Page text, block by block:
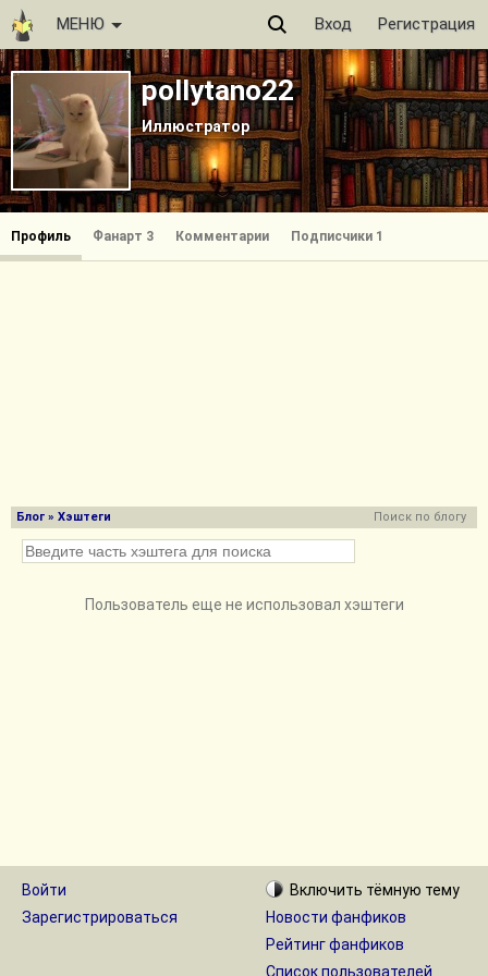
МЕНЮ Вход Регистрация
pollytano22
Иллюстратор
Профиль Фанарт 3 Комментарии Подписчики 1
Блог » Хэштеги Поиск по блогу
Пользователь еще не использовал хэштеги
Войти
Зарегистрироваться
Включить тёмную тему
Новости фанфиков
Рейтинг фанфиков
Список пользователей